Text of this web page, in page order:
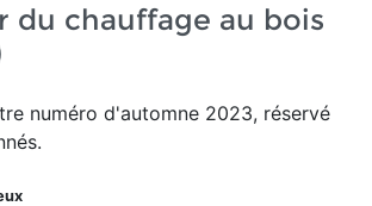
du chauffage au bois
numéro d'automne 2023, réservé